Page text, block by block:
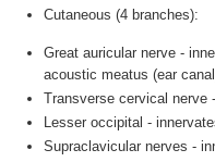
Cutaneous (4 branches):
Great auricular nerve-
acoustic meatus (ear canal
Transverse cervical nerve-
Lesser occipital -
Supraclavicular nerves -